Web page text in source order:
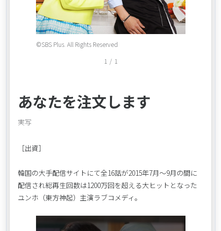
あなたを注文します
実写
［出資］
韓国の大手配信サイトにて全16話が2015年7月～9月の間に
配信され総再生回数は1200万回を超える大ヒットとなった
ユンホ（東方神起）主演ラブコメディ。
Item
©SBS Plus. All Rights Reserved
1 / 1